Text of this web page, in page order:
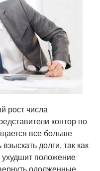
рост числа
контор по
все больше
долги, так как
ухудшит положение